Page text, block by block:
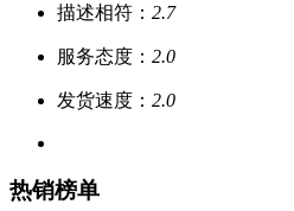
描述相符： 2.7
服务态度： 2.0
发货速度： 2.0
热销榜单